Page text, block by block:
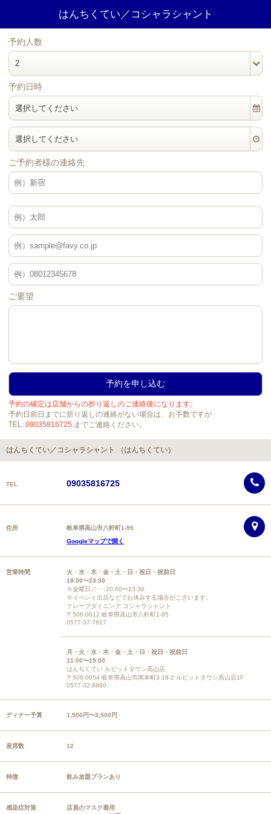
はんちくてい／コシャラシャント
予約人数
2
予約日時
選択してください
選択してください
ご予約者様の連絡先
ご要望
予約の確定は店舗からの折り返しのご連絡後になります。
予約日前日までに折り返しの連絡がない場合は、お手数ですが
TEL: 09035816725 までご連絡ください。
はんちくてい／コシャラシャント （はんちくてい）
TEL 09035816725
住所
岐阜県高山市八軒町1-95
Googleマップで開く
営業時間
火・水・木・金・土・日・祝日・祝前日
18:00〜23:30
※金曜日／･･･20:00〜23:30
※イベント出店などでお休みする場合がございます。
クレープダイニング コシャラシャント
〒506-0012 岐阜県高山市八軒町1-95
0577-37-7817
月・火・水・木・金・土・日・祝日・祝前日
11:00〜19:00
はんちくてい ルビットタウン高山店
〒506-0054 岐阜県高山市岡本町3-18-2 ルビットタウン高山店1F
0577-32-8880
ディナー予算 1,500円〜3,500円
座席数 12
特徴 飲み放題プランあり
感染症対策
店員のマスク着用